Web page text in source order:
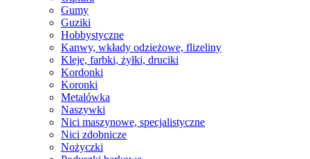
Gumy
Guziki
Hobbystyczne
Kanwy, wkłady odzieżowe, flizeliny
Kleje, farbki, żyłki, druciki
Kordonki
Koronki
Metalówka
Naszywki
Nici maszynowe, specjalistyczne
Nici zdobnicze
Nożyczki